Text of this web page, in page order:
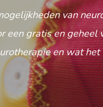
van
een gratis en
en wat